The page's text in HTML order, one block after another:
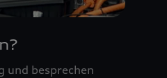
und besprechen